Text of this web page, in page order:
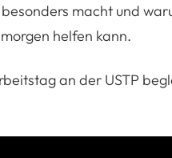
macht und
helfen kann.
an der USTP